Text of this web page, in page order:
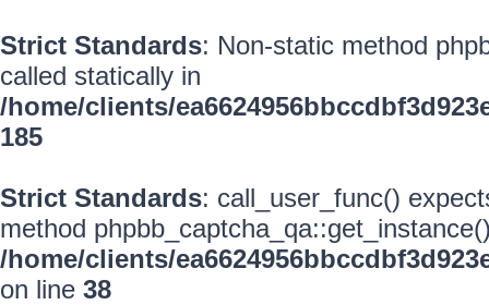
Strict Standards: Non-static method
called statically in
/home/clients/
185
Strict Standards: call_user_func()
method
/home/clients/
on line 38